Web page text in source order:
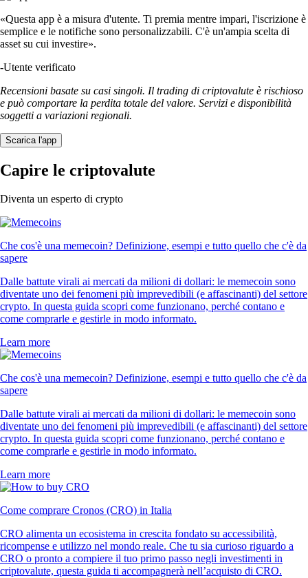
«Questa app è a misura d'utente. Ti premia mentre impari, l'iscrizione è
semplice e le notifiche sono personalizzabili. C'è un'ampia scelta di
asset su cui investire».
-Utente verificato
Recensioni basate su casi singoli. Il trading di criptovalute è rischioso
e può comportare la perdita totale del valore. Servizi e disponibilità
soggetti a variazioni regionali.
Scarica l'app
Capire le criptovalute
Diventa un esperto di crypto
Che cos'è una memecoin? Definizione, esempi e tutto quello che c'è da
sapere
Dalle battute virali ai mercati da milioni di dollari: le memecoin sono
diventate uno dei fenomeni più imprevedibili (e affascinanti) del settore
crypto. In questa guida scopri come funzionano, perché contano e
come comprarle e gestirle in modo informato.
Learn more
Che cos'è una memecoin? Definizione, esempi e tutto quello che c'è da
sapere
Dalle battute virali ai mercati da milioni di dollari: le memecoin sono
diventate uno dei fenomeni più imprevedibili (e affascinanti) del settore
crypto. In questa guida scopri come funzionano, perché contano e
come comprarle e gestirle in modo informato.
Learn more
Come comprare Cronos (CRO) in Italia
CRO alimenta un ecosistema in crescita fondato su accessibilità,
ricompense e utilizzo nel mondo reale. Che tu sia curioso riguardo a
CRO o pronto a compiere il tuo primo passo negli investimenti in
criptovalute, questa guida ti accompagnerà nell’acquisto di CRO.